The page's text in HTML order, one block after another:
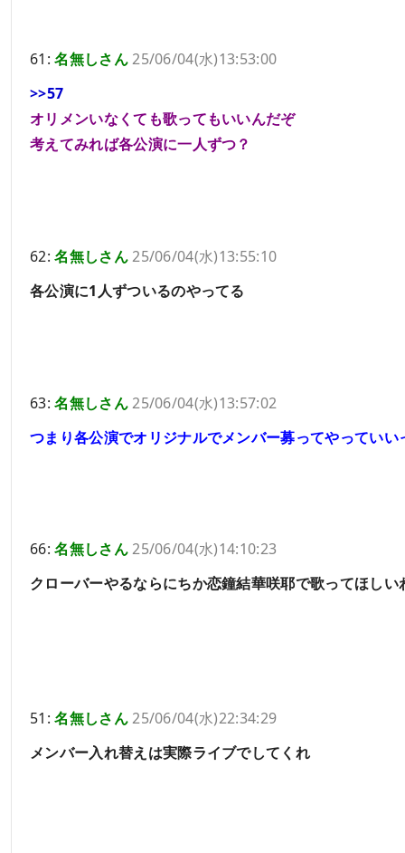
61:名無しさん25/06/04(水)13:53:00
>>57
オリメンいなくても歌ってもいいんだぞ
考えてみれば各公演に一人ずつ？
62:名無しさん25/06/04(水)13:55:10
各公演に1人ずついるのやってる
63:名無しさん25/06/04(水)13:57:02
つまり各公演でオリジナルでメンバー募ってやっていい
66:名無しさん25/06/04(水)14:10:23
クローバーやるならにちか恋鐘結華咲耶で歌ってほしい
51:名無しさん25/06/04(水)22:34:29
メンバー入れ替えは実際ライブでしてくれ